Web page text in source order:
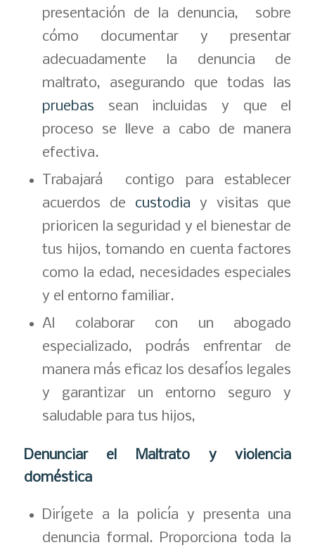
presentación de la denuncia, sobre
cómo documentar y presentar
adecuadamente la denuncia de
maltrato, asegurando que todas las
pruebas sean incluidas y que el
proceso se lleve a cabo de manera
efectiva.
Trabajará contigo para establecer
acuerdos de custodia y visitas que
prioricen la seguridad y el bienestar de
tus hijos, tomando en cuenta factores
como la edad, necesidades especiales
y el entorno familiar.
Al colaborar con un abogado
especializado, podrás enfrentar de
manera más eficaz los desafíos legales
y garantizar un entorno seguro y
saludable para tus hijos,
Denunciar el Maltrato y violencia
doméstica
Dirígete a la policía y presenta una
denuncia formal. Proporciona toda la